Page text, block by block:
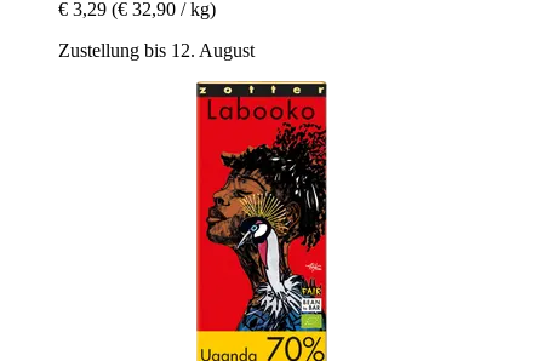
€ 3,29 (€ 32,90 / kg)
Zustellung bis 12. August